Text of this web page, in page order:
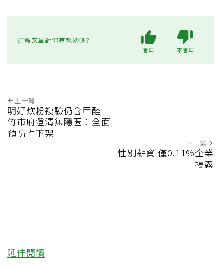
這篇文章對你有幫助嗎?
實用 不實用
上一篇
明好炊粉複驗仍含甲醛
竹市府澄清無隱匿：全面
預防性下架
下一篇
性別薪資 僅0.11%企業
揭露
延伸閱讀